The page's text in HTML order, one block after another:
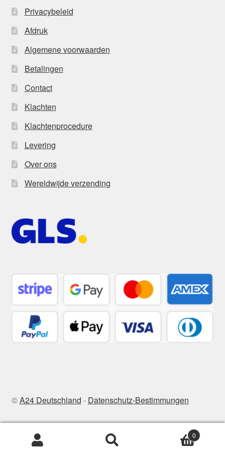
Privacybeleid
Afdruk
Algemene voorwaarden
Betalingen
Contact
Klachten
Klachtenprocedure
Levering
Over ons
Wereldwijde verzending
©A24 Deutschland - Datenschutz-Bestimmungen
Zoeken
0